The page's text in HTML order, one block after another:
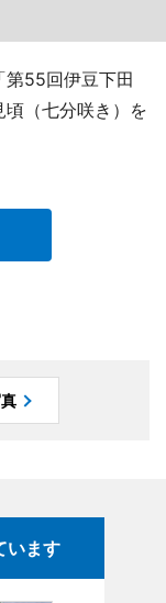
第55回伊豆下田
（七分咲き）を
います